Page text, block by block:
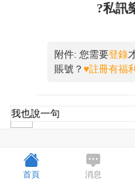
?私訊
附件: 您需要登錄
賬號？♥註冊有福
首頁 消息